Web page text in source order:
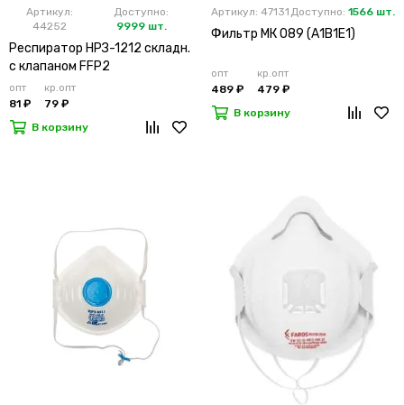
Артикул:
44252
Доступно:
9999 шт.
Респиратор НРЗ-1212 складн.
с клапаном FFP2
опт
81 ₽
кр.опт
79 ₽
В корзину
Артикул: 47131 Доступно: 1566 шт.
Фильтр МК 089 (А1В1Е1)
опт
489 ₽
кр.опт
479 ₽
В корзину